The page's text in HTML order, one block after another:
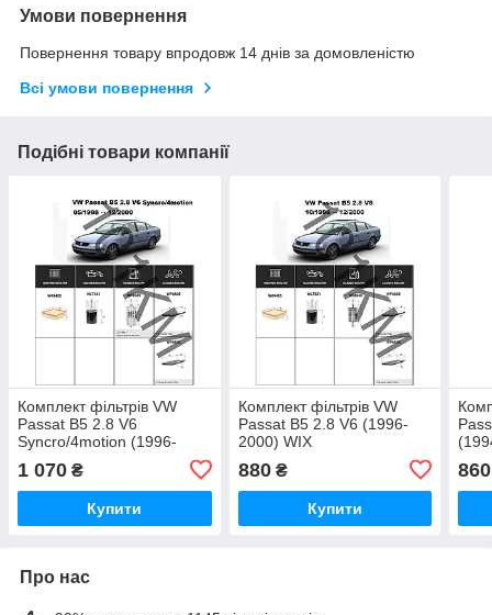
Умови повернення
Повернення товару впродовж 14 днів за домовленістю
Всі умови повернення
Подібні товари компанії
Комплект фільтрів VW
Passat B5 2.8 V6
Syncro/4motion (1996-
1 070 ₴
Купити
Комплект фільтрів VW
Passat B5 2.8 V6 (1996-
2000) WIX
880₴
Купити
860
Про нас